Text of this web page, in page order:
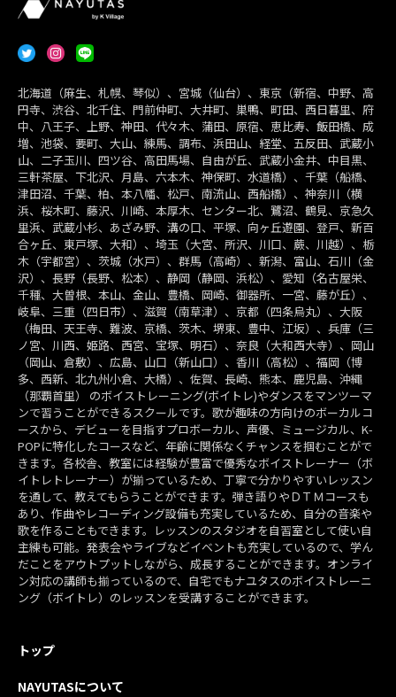
北海道（麻生、札幌、琴似）、宮城（仙台）、東京（新宿、中野、高
円寺、渋谷、北千住、門前仲町、大井町、巣鴨、町田、西日暮里、府
中、八王子、上野、神田、代々木、蒲田、原宿、恵比寿、飯田橋、成
増、池袋、要町、大山、練馬、調布、浜田山、経堂、五反田、武蔵小
山、二子玉川、四ツ谷、高田馬場、自由が丘、武蔵小金井、中目黒、
三軒茶屋、下北沢、月島、六本木、神保町、水道橋）、千葉（船橋、
津田沼、千葉、柏、本八幡、松戸、南流山、西船橋）、神奈川（横
浜、桜木町、藤沢、川崎、本厚木、センター北、鷺沼、鶴見、京急久
里浜、武蔵小杉、あざみ野、溝の口、平塚、向ヶ丘遊園、登戸、新百
合ヶ丘、東戸塚、大和）、埼玉（大宮、所沢、川口、蕨、川越）、栃
木（宇都宮）、茨城（水戸）、群馬（高崎）、新潟、富山、石川（金
沢）、長野（長野、松本）、静岡（静岡、浜松）、愛知（名古屋栄、
千種、大曽根、本山、金山、豊橋、岡崎、御器所、一宮、藤が丘）、
岐阜、三重（四日市）、滋賀（南草津）、京都（四条烏丸）、大阪
（梅田、天王寺、難波、京橋、茨木、堺東、豊中、江坂）、兵庫（三
ノ宮、川西、姫路、西宮、宝塚、明石）、奈良（大和西大寺）、岡山
（岡山、倉敷）、広島、山口（新山口）、香川（高松）、福岡（博
多、西新、北九州小倉、大橋）、佐賀、長崎、熊本、鹿児島、沖縄
（那覇首里） のボイストレーニング(ボイトレ)やダンスをマンツーマ
ンで習うことができるスクールです。歌が趣味の方向けのボーカルコ
ースから、デビューを目指すプロボーカル、声優、ミュージカル、K-
POPに特化したコースなど、年齢に関係なくチャンスを掴むことがで
きます。各校舎、教室には経験が豊富で優秀なボイストレーナー（ボ
イトレトレーナー）が揃っているため、丁寧で分かりやすいレッスン
を通して、教えてもらうことができます。弾き語りやＤＴＭコースも
あり、作曲やレコーディング設備も充実しているため、自分の音楽や
歌を作ることもできます。レッスンのスタジオを自習室として使い自
主練も可能。発表会やライブなどイベントも充実しているので、学ん
だことをアウトプットしながら、成長することができます。オンライ
ン対応の講師も揃っているので、自宅でもナユタスのボイストレーニ
ング（ボイトレ）のレッスンを受講することができます。
トップ
NAYUTASについて